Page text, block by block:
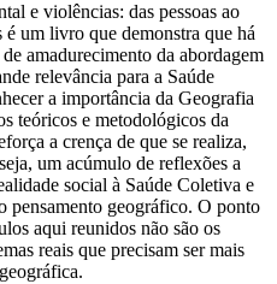
e violências: das pessoas ao
um livro que demonstra que há
amadurecimento da abordagem
relevância para a Saúde
a importância da Geografia
teóricos e metodológicos da
a crença de que se realiza,
um acúmulo de reflexões a
social à Saúde Coletiva e
pensamento geográfico. O ponto
aqui reunidos não são os
reais que precisam ser mais